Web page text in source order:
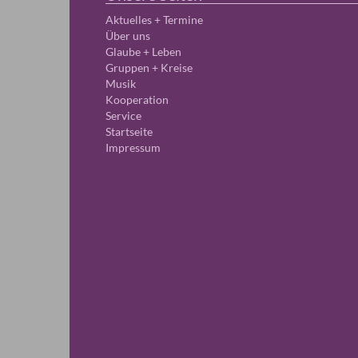
Aktuelles + Termine
Über uns
Glaube + Leben
Gruppen + Kreise
Musik
Kooperation
Service
Startseite
Impressum